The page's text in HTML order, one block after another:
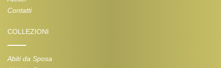
Contatti
COLLEZIONI
Abiti da Sposa